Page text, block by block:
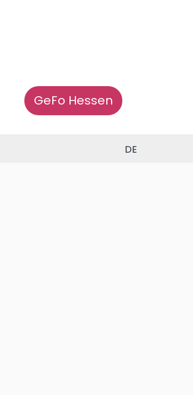
GeFo Hessen
DE